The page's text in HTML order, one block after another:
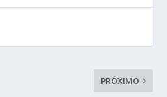
PRÓXIMO